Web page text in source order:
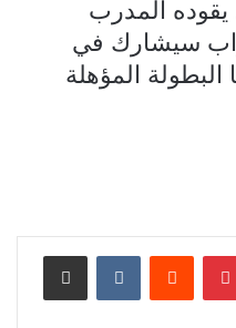
يقوده المدرب
سيشارك في
المؤهلة
بينتيريست مشاركة عبر البريد